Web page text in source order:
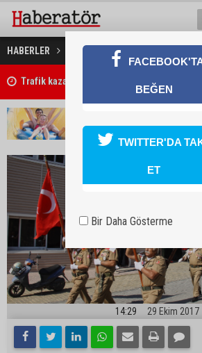
HABERLER GÜNDEM İskele’de tören
"Ben öldürdüm"
14:29 29 Ekim 2017
BEĞEN
TWITTER'DA
ET
Bir Daha Gösterme